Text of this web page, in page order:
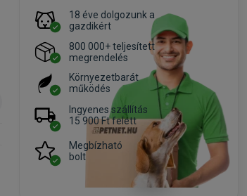
-25% -25%
18 éve dolgozunk a
gazdikért
800 000+ teljesített
megrendelés
Környezetbarát
működés
Ingyenes szállítás
15 900 Ft felett
Megbízható
bolt